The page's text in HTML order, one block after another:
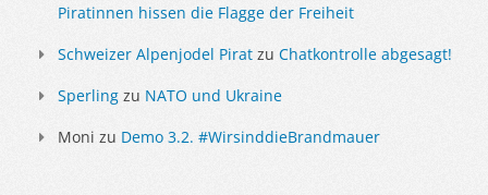
Piratinnen hissen die Flagge der Freiheit
Schweizer Alpenjodel Pirat zu Chatkontrolle abgesagt!
Sperling zu NATO und Ukraine
Moni zu Demo 3.2. #WirsinddieBrandmauer